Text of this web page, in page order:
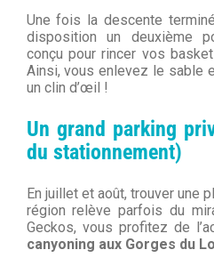
Une fois la descente
disposition un deuxième
conçu pour rincer vos
Ainsi, vous enlevez le sable
un clin d’œil !
Un grand parking
du stationnement)
En juillet et août, trouver une
région relève parfois du
Geckos, vous profitez de
canyoning aux Gorges du